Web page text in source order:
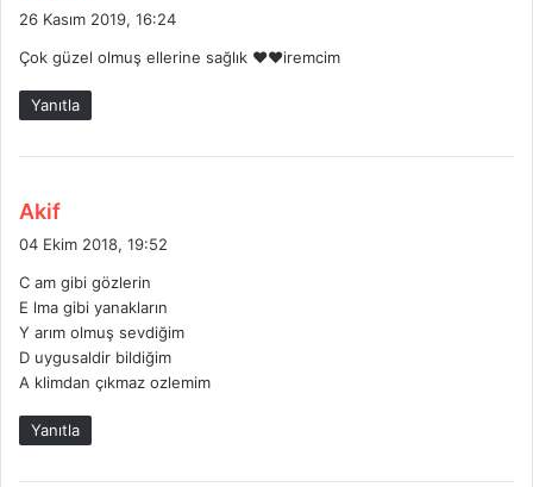
i
k
i
26 Kasım 2019, 16:24
Çok güzel olmuş ellerine sağlık ❤❤iremcim
Yanıtla
Akif
i
k
i
04 Ekim 2018, 19:52
C am gibi gözlerin
E lma gibi yanakların
Y arım olmuş sevdiğim
D uygusaldir bildiğim
A klimdan çıkmaz ozlemim
Yanıtla